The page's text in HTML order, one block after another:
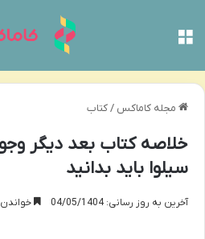
مجله کاماکس /کتاب
خلاصه کتاب بعد دیگر
سیلوا باید بدانید
آخرین به روز رسانی: 04/05/1404 خواندن این